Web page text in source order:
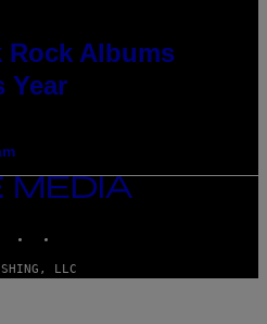
Rock Albums
Year
LLC